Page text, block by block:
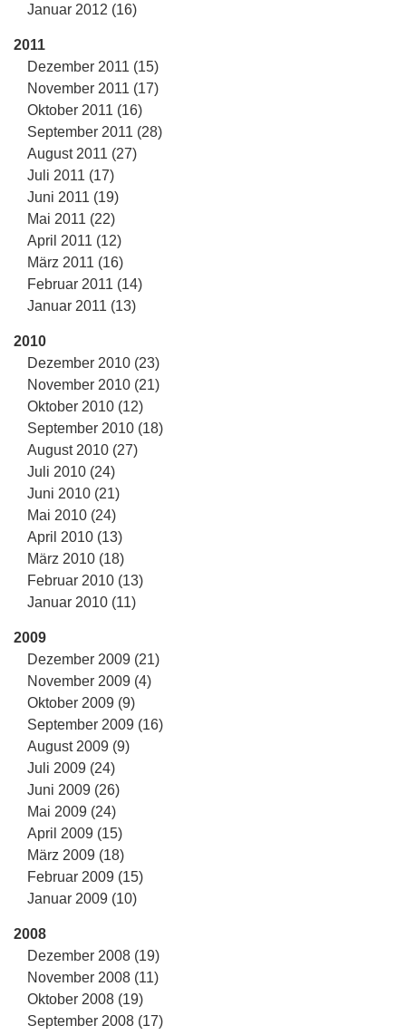
Januar 2012 (16)
2011
Dezember 2011 (15)
November 2011 (17)
Oktober 2011 (16)
September 2011 (28)
August 2011 (27)
Juli 2011 (17)
Juni 2011 (19)
Mai 2011 (22)
April 2011 (12)
März 2011 (16)
Februar 2011 (14)
Januar 2011 (13)
2010
Dezember 2010 (23)
November 2010 (21)
Oktober 2010 (12)
September 2010 (18)
August 2010 (27)
Juli 2010 (24)
Juni 2010 (21)
Mai 2010 (24)
April 2010 (13)
März 2010 (18)
Februar 2010 (13)
Januar 2010 (11)
2009
Dezember 2009 (21)
November 2009 (4)
Oktober 2009 (9)
September 2009 (16)
August 2009 (9)
Juli 2009 (24)
Juni 2009 (26)
Mai 2009 (24)
April 2009 (15)
März 2009 (18)
Februar 2009 (15)
Januar 2009 (10)
2008
Dezember 2008 (19)
November 2008 (11)
Oktober 2008 (19)
September 2008 (17)